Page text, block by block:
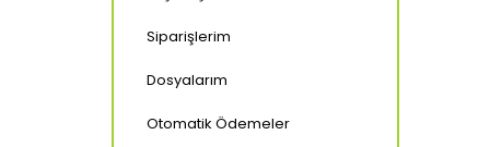
Siparişlerim
Dosyalarım
Otomatik Ödemeler